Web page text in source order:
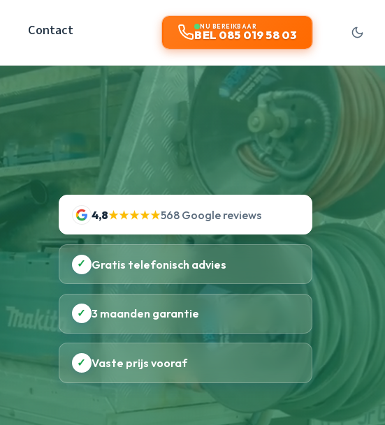
Contact NU BEREIKBAAR
BEL 085 019 58 03
4,8★★★★★568 Google reviews
✓ Gratis telefonisch advies
✓ 3 maanden garantie
✓ Vaste prijs vooraf